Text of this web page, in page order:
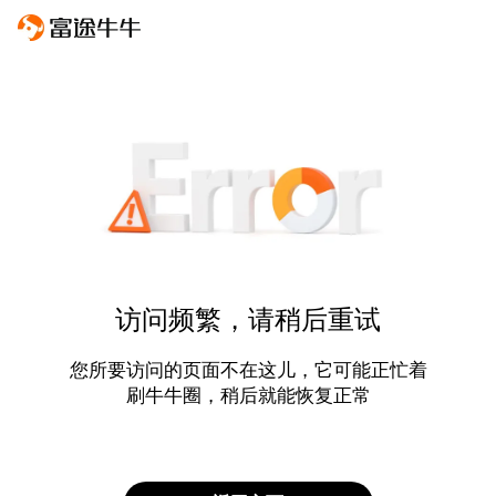
访问频繁，请稍后重试
您所要访问的页面不在这儿，它可能正忙着
刷牛牛圈，稍后就能恢复正常